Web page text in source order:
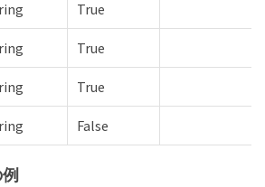
True
True
True
False